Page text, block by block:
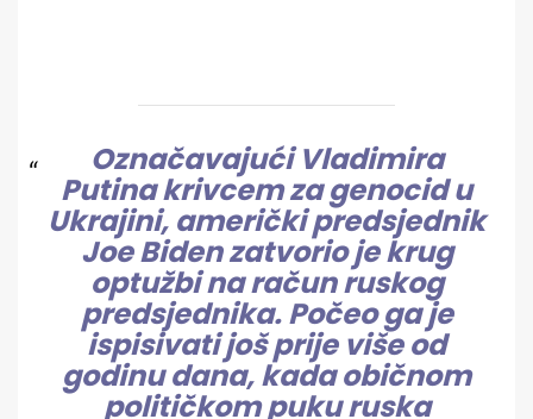
Označavajući Vladimira
Putina krivcem za genocid u
Ukrajini, američki predsjednik
Joe Biden zatvorio je krug
optužbi na račun ruskog
predsjednika. Počeo ga je
ispisivati još prije više od
godinu dana, kada običnom
političkom puku ruska